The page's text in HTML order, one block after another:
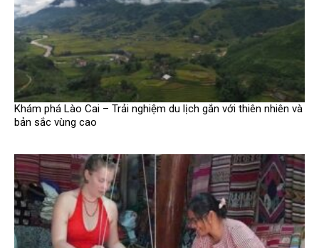
Khám phá Lào Cai – Trải nghiệm du lịch gắn với thiên nhiên và
bản sắc vùng cao